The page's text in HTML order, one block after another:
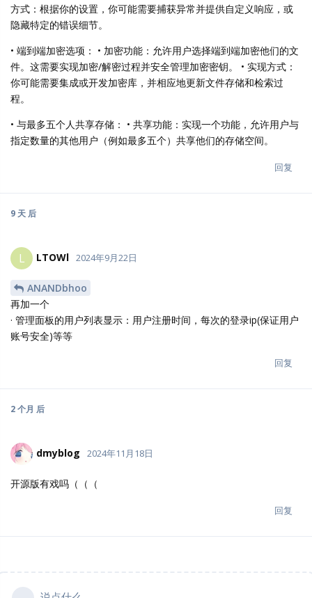
方式：根据你的设置，你可能需要捕获异常并提供自定义响应，或
隐藏特定的错误细节。
• 端到端加密选项： • 加密功能：允许用户选择端到端加密他们的文
件。这需要实现加密/解密过程并安全管理加密密钥。 • 实现方式：
你可能需要集成或开发加密库，并相应地更新文件存储和检索过
程。
• 与最多五个人共享存储： • 共享功能：实现一个功能，允许用户与
指定数量的其他用户（例如最多五个）共享他们的存储空间。
回复
9 天 后
L LTOWl 2024年9月22日
ANANDbhoo
再加一个
· 管理面板的用户列表显示：用户注册时间，每次的登录ip(保证用户
账号安全)等等
回复
2 个月 后
dmyblog 2024年11月18日
开源版有戏吗（（（
回复